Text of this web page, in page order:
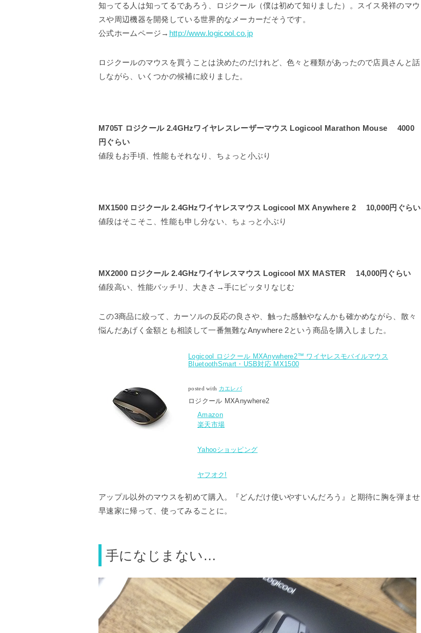
知ってる人は知ってるであろう、ロジクール（僕は初めて知りました）。スイス発祥のマウ
スや周辺機器を開発している世界的なメーカーだそうです。
公式ホームページ→ http://www.logicool.co.jp
ロジクールのマウスを買うことは決めたのだけれど、色々と種類があったので店員さんと話
しながら、いくつかの候補に絞りました。
M705T ロジクール 2.4GHzワイヤレスレーザーマウス Logicool Marathon Mouse 4000
円ぐらい
値段もお手頃、性能もそれなり、ちょっと小ぶり
MX1500 ロジクール 2.4GHzワイヤレスマウス Logicool MX Anywhere 2 10,000円ぐらい
値段はそこそこ、性能も申し分ない、ちょっと小ぶり
MX2000 ロジクール 2.4GHzワイヤレスマウス Logicool MX MASTER 14,000円ぐらい
値段高い、性能バッチリ、大きさ→手にピッタリなじむ
この3商品に絞って、カーソルの反応の良さや、触った感触やなんかも確かめながら、散々
悩んだあげく金額とも相談して一番無難なAnywhere 2という商品を購入しました。
Logicool ロジクール MXAnywhere2™ ワイヤレスモバイルマウス
BluetoothSmart・USB対応 MX1500
posted with カエレバ
ロジクール MXAnywhere2
Amazon
楽天市場
Yahooショッピング
ヤフオク!
アップル以外のマウスを初めて購入。『どんだけ使いやすいんだろう』と期待に胸を弾ませ
早速家に帰って、使ってみることに。
手になじまない…